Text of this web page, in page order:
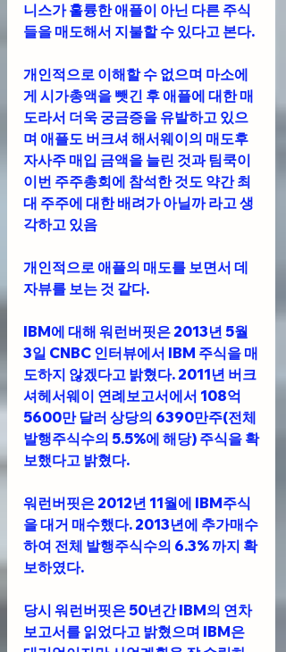
니스가 훌륭한 애플이 아닌 다른 주식
들을 매도해서 지불할 수 있다고 본다.
개인적으로 이해할 수 없으며 마소에
게 시가총액을 뺏긴 후 애플에 대한 매
도라서 더욱 궁금증을 유발하고 있으
며 애플도 버크셔 해서웨이의 매도후
자사주 매입 금액을 늘린 것과 팀쿡이
이번 주주총회에 참석한 것도 약간 최
대 주주에 대한 배려가 아닐까 라고 생
각하고 있음
개인적으로 애플의 매도를 보면서 데
자뷰를 보는 것 같다.
IBM에 대해 워런버핏은 2013년 5월
3일 CNBC 인터뷰에서 IBM 주식을 매
도하지 않겠다고 밝혔다. 2011년 버크
셔헤서웨이 연례보고서에서 108억
5600만 달러 상당의 6390만주(전체
발행주식수의 5.5%에 해당) 주식을 확
보했다고 밝혔다.
워런버핏은 2012년 11월에 IBM주식
을 대거 매수했다. 2013년에 추가매수
하여 전체 발행주식수의 6.3% 까지 확
보하였다.
당시 워런버핏은 50년간 IBM의 연차
보고서를 읽었다고 밝혔으며 IBM은